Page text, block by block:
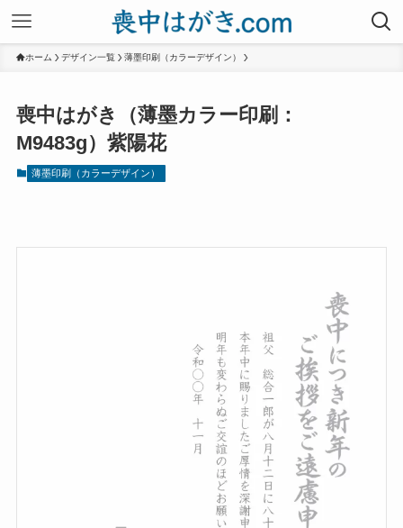
ホーム デザイン一覧 薄墨印刷（カラーデザイン）
喪中はがき（薄墨カラー印刷：
M9483g）紫陽花
薄墨印刷（カラーデザイン）